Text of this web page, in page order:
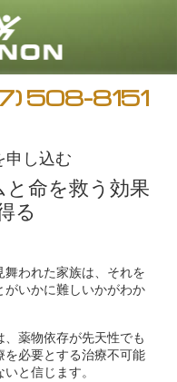
すべての地域/言語
508-8151
申し込む
命を救う効果
る
舞われた家族は、それを
がいかに難しいかがわか
、薬物依存が先天性でも
を必要とする治療不可能
と信じます。